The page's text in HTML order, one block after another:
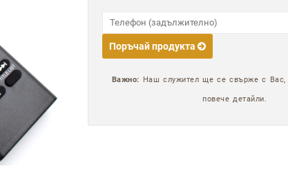
Поръчай продукта
Важно: Наш служител ще се свърже с Вас,
повече детайли.